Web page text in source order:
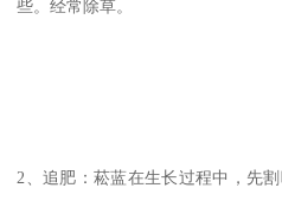
些。经常除草。
2、追肥：菘蓝在生长过程中，先